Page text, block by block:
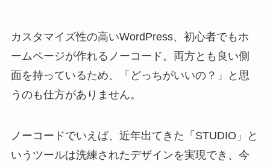
カスタマイズ性の高いWordPress、初心者でもホ
ームページが作れるノーコード。両方とも良い側
面を持っているため、「どっちがいいの？」と思
うのも仕方がありません。
ノーコードでいえば、近年出てきた「STUDIO」と
いうツールは洗練されたデザインを実現でき、今